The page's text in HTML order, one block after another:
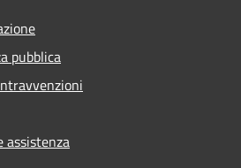
pubblica
assistenza